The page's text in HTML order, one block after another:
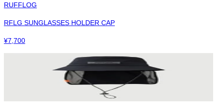
RUFFLOG
RFLG SUNGLASSES HOLDER CAP
¥7,700